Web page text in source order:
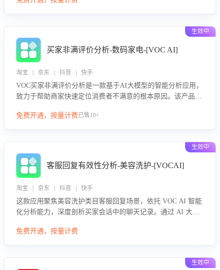
绪、归因争议根源，并客观评估客服应对合理性与成效。系统
生效中
买家非满评价分析-数码家电-[VOC AI]
淘宝 | 京东 | 抖音 | 快手
VOC买家非满评价分析是一款基于AI大模型的智能分析应用，
致力于帮助商家快速定位消费者不满意的根本原因。该产品可
或其它部门原因，明确责任归属，提供可落地的改进建议与策
免费开通，按量计费已售10+
生效中
客服回复有效性分析-美容洗护-[VOCAI]
淘宝 | 京东 | 抖音 | 快手
这款应用聚焦美容洗护类目客服回复场景，依托 VOC AI 智能
化分析能力，深度剖析买家会话中的聊天记录。通过 AI 大模
效性与完整性，输出针对性改进策略，助力商家快速优化快捷
免费开通，按量计费
生效中